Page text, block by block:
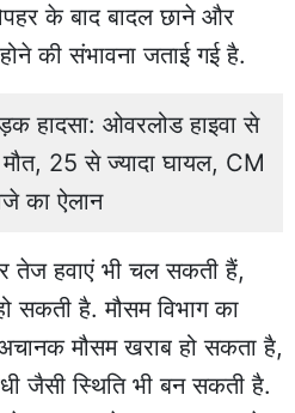
के बाद बादल छाने और
की संभावना जताई गई है.
हादसा: ओवरलोड हाइवा से
25 से ज्यादा घायल, CM
का ऐलान
तेज हवाएं भी चल सकती हैं,
सकती है. मौसम विभाग का
मौसम खराब हो सकता है,
जैसी स्थिति भी बन सकती है.